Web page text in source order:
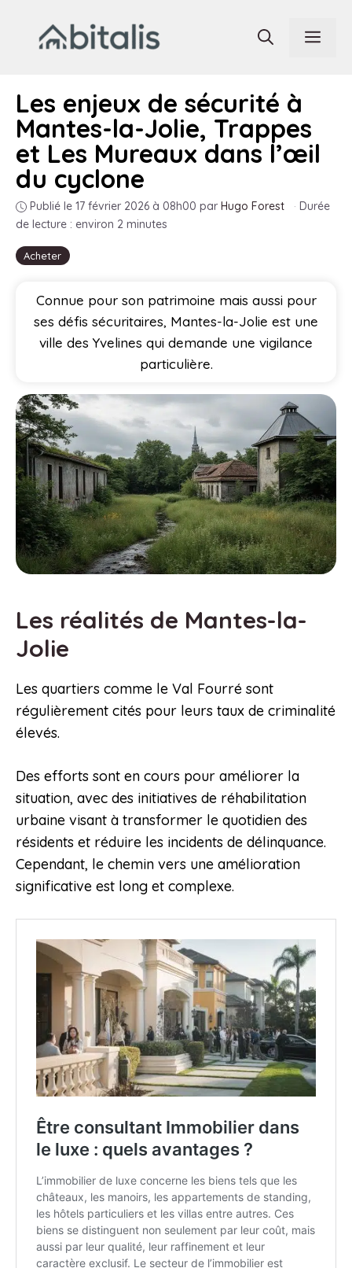
contenu
Acheter
Les enjeux de sécurité à
Mantes-la-Jolie, Trappes
et Les Mureaux dans l’œil
du cyclone
Publié le 17 février 2026 à 08h00 par Hugo Forest · Durée
de lecture : environ 2 minutes
Connue pour son patrimoine mais aussi pour
ses défis sécuritaires, Mantes-la-Jolie est une
ville des Yvelines qui demande une vigilance
particulière.
Les réalités de Mantes-la-
Jolie
Les quartiers comme le Val Fourré sont
régulièrement cités pour leurs taux de criminalité
élevés.
Des efforts sont en cours pour améliorer la
situation, avec des initiatives de réhabilitation
urbaine visant à transformer le quotidien des
résidents et réduire les incidents de délinquance.
Cependant, le chemin vers une amélioration
significative est long et complexe.